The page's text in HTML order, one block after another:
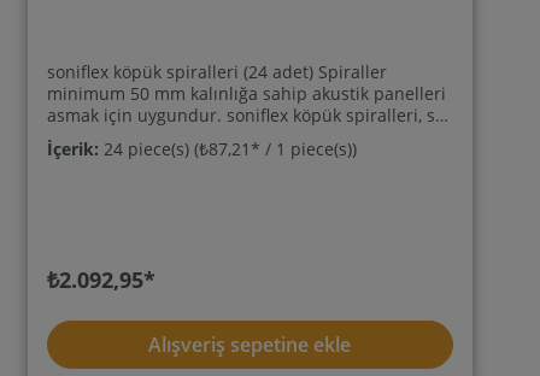
soniflex köpük spiralleri (24 adet) Spiraller
minimum 50 mm kalınlığa sahip akustik panelleri
asmak için uygundur. soniflex köpük spiralleri, ses
emici plakalara kolayca vidalanabilir ve halkalar
kullanılarak gerilmiş bir tel halata veya kancalara
İçerik: 24 piece(s) (₺87,21* / 1 piece(s))
₺2.092,95*
Alışveriş sepetine ekle